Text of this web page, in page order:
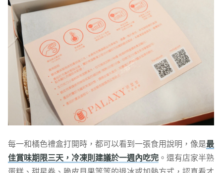
每一和橘色禮盒打開時，都可以看到一張食用說明，像是最
佳賞味期限三天，冷凍則建議於一週內吃完。還有店家半熟